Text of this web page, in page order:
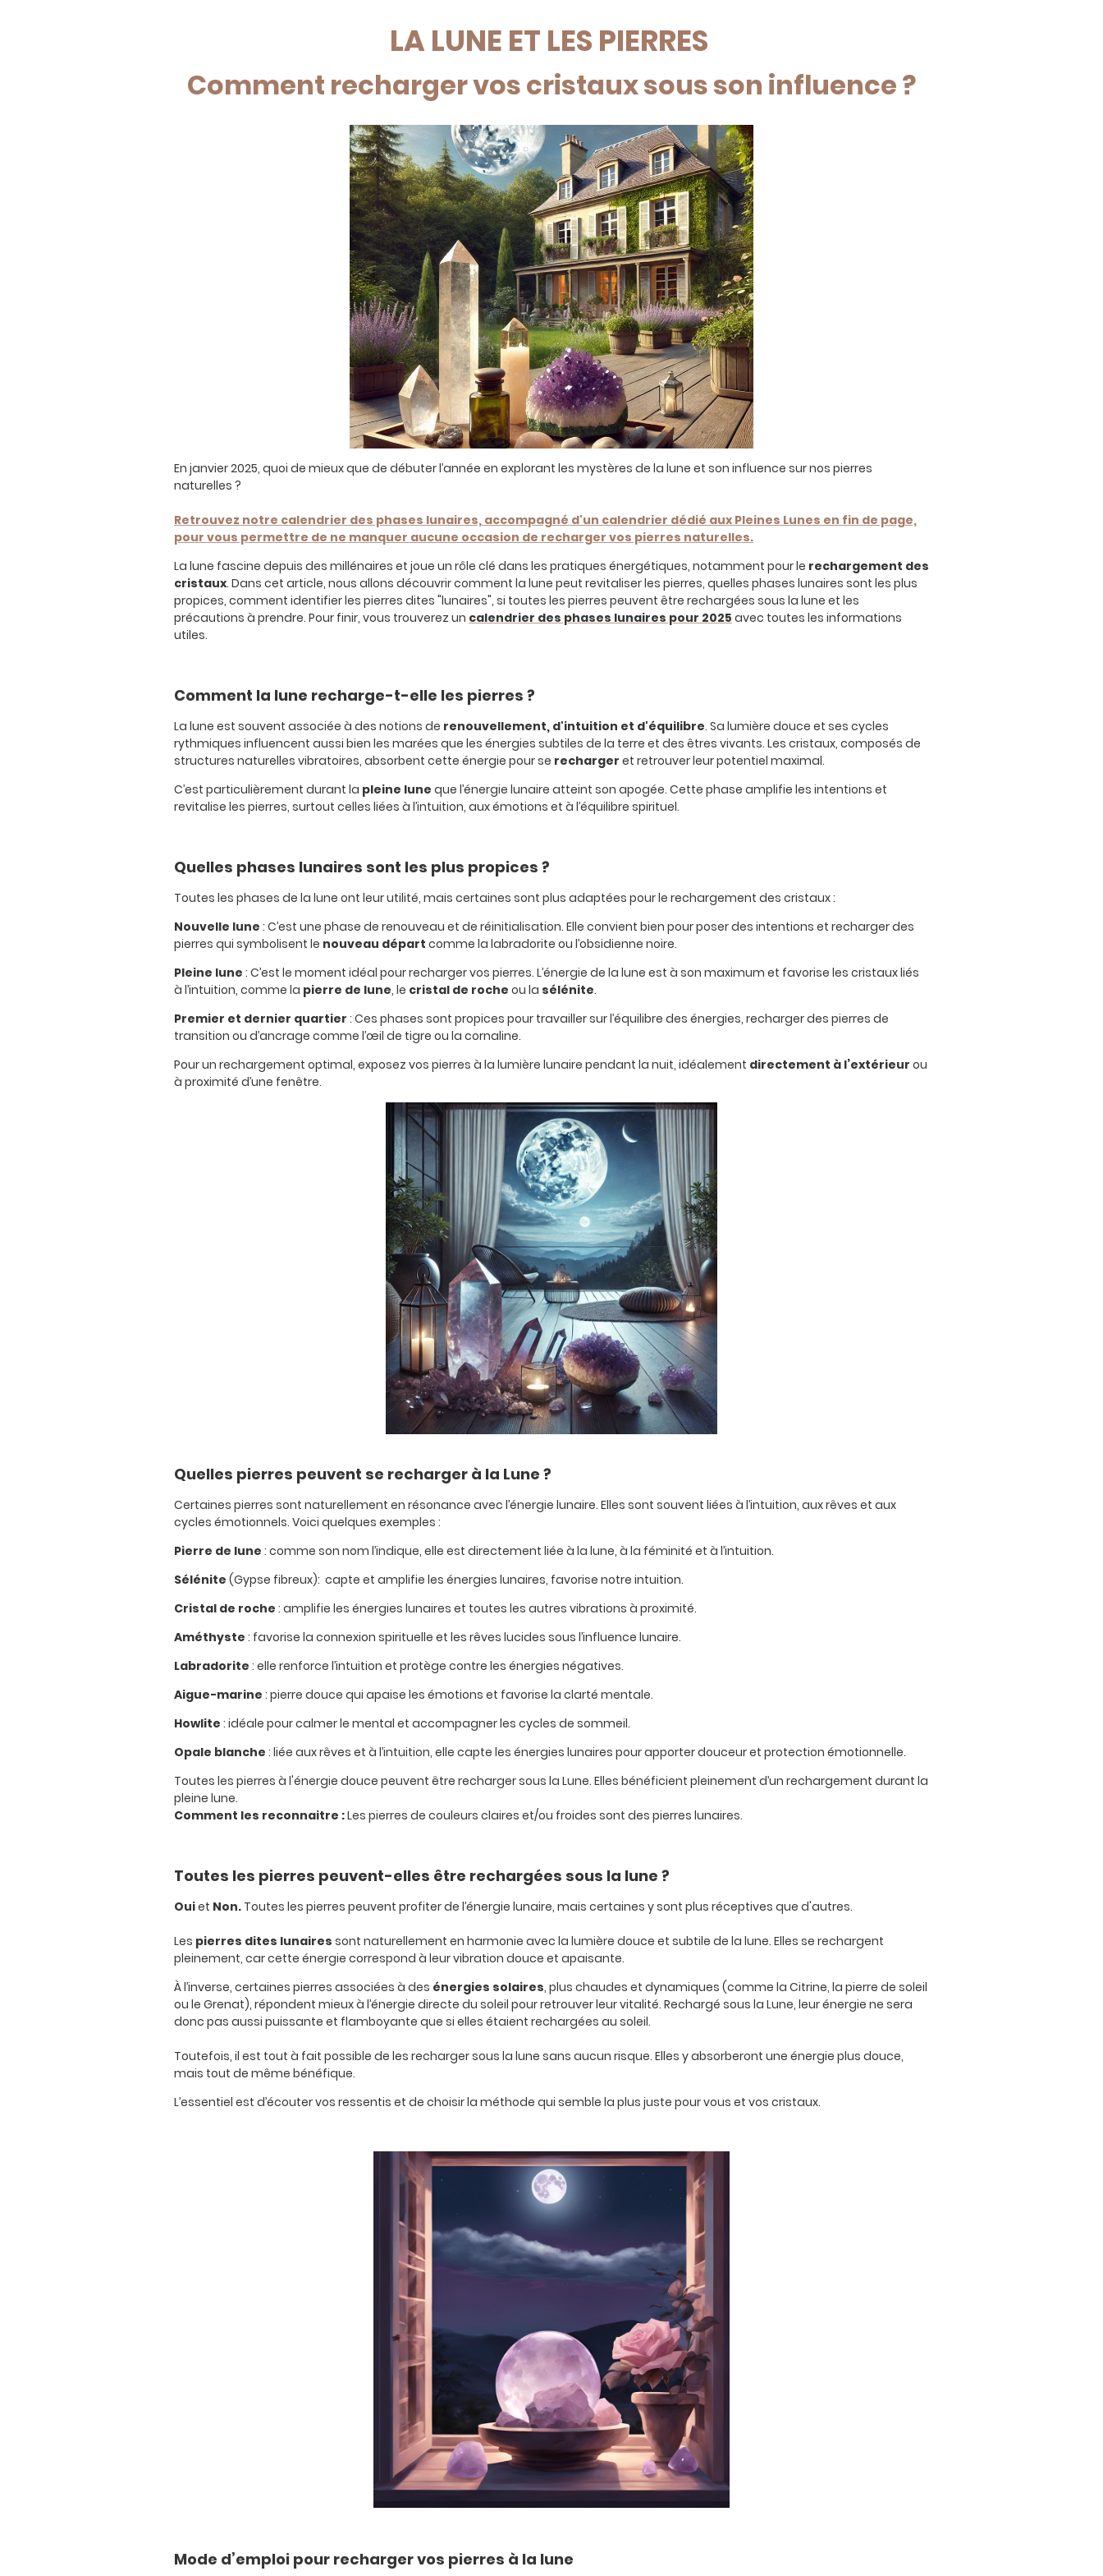
LA LUNE ET LES PIERRES
Comment recharger vos cristaux sous son influence ?
En janvier 2025, quoi de mieux que de débuter l’année en explorant les mystères de la lune et son influence sur nos pierres
naturelles ?
Retrouvez notre calendrier des phases lunaires, accompagné d'un calendrier dédié aux Pleines Lunes en fin de page,
pour vous permettre de ne manquer aucune occasion de recharger vos pierres naturelles.
La lune fascine depuis des millénaires et joue un rôle clé dans les pratiques énergétiques, notamment pour le rechargement des
cristaux. Dans cet article, nous allons découvrir comment la lune peut revitaliser les pierres, quelles phases lunaires sont les plus
propices, comment identifier les pierres dites "lunaires", si toutes les pierres peuvent être rechargées sous la lune et les
précautions à prendre. Pour finir, vous trouverez un calendrier des phases lunaires pour 2025 avec toutes les informations
utiles.
Comment la lune recharge-t-elle les pierres ?
La lune est souvent associée à des notions de renouvellement, d'intuition et d'équilibre. Sa lumière douce et ses cycles
rythmiques influencent aussi bien les marées que les énergies subtiles de la terre et des êtres vivants. Les cristaux, composés de
structures naturelles vibratoires, absorbent cette énergie pour se recharger et retrouver leur potentiel maximal.
C’est particulièrement durant la pleine lune que l’énergie lunaire atteint son apogée. Cette phase amplifie les intentions et
revitalise les pierres, surtout celles liées à l’intuition, aux émotions et à l’équilibre spirituel.
Quelles phases lunaires sont les plus propices ?
Toutes les phases de la lune ont leur utilité, mais certaines sont plus adaptées pour le rechargement des cristaux :
Nouvelle lune : C’est une phase de renouveau et de réinitialisation. Elle convient bien pour poser des intentions et recharger des
pierres qui symbolisent le nouveau départ comme la labradorite ou l’obsidienne noire.
Pleine lune : C’est le moment idéal pour recharger vos pierres. L’énergie de la lune est à son maximum et favorise les cristaux liés
à l’intuition, comme la pierre de lune, le cristal de roche ou la sélénite.
Premier et dernier quartier : Ces phases sont propices pour travailler sur l’équilibre des énergies, recharger des pierres de
transition ou d’ancrage comme l’œil de tigre ou la cornaline.
Pour un rechargement optimal, exposez vos pierres à la lumière lunaire pendant la nuit, idéalement directement à l’extérieur ou
à proximité d’une fenêtre.
Quelles pierres peuvent se recharger à la Lune ?
Certaines pierres sont naturellement en résonance avec l’énergie lunaire. Elles sont souvent liées à l’intuition, aux rêves et aux
cycles émotionnels. Voici quelques exemples :
Pierre de lune : comme son nom l’indique, elle est directement liée à la lune, à la féminité et à l’intuition.
Sélénite (Gypse fibreux): capte et amplifie les énergies lunaires, favorise notre intuition.
Cristal de roche : amplifie les énergies lunaires et toutes les autres vibrations à proximité.
Améthyste : favorise la connexion spirituelle et les rêves lucides sous l’influence lunaire.
Labradorite : elle renforce l’intuition et protège contre les énergies négatives.
Aigue-marine : pierre douce qui apaise les émotions et favorise la clarté mentale.
Howlite : idéale pour calmer le mental et accompagner les cycles de sommeil.
Opale blanche : liée aux rêves et à l’intuition, elle capte les énergies lunaires pour apporter douceur et protection émotionnelle.
Toutes les pierres à l'énergie douce peuvent être recharger sous la Lune. Elles bénéficient pleinement d’un rechargement durant la
pleine lune.
Comment les reconnaitre :Les pierres de couleurs claires et/ou froides sont des pierres lunaires.
Toutes les pierres peuvent-elles être rechargées sous la lune ?
Ouiet Non. Toutes les pierres peuvent profiter de l’énergie lunaire, mais certaines y sont plus réceptives que d'autres.
Les pierres dites lunaires sont naturellement en harmonie avec la lumière douce et subtile de la lune. Elles se rechargent
pleinement, car cette énergie correspond à leur vibration douce et apaisante.
À l’inverse, certaines pierres associées à des énergies solaires, plus chaudes et dynamiques (comme la Citrine, la pierre de soleil
ou le Grenat), répondent mieux à l’énergie directe du soleil pour retrouver leur vitalité. Rechargé sous la Lune, leur énergie ne sera
donc pas aussi puissante et flamboyante que si elles étaient rechargées au soleil.
Toutefois, il est tout à fait possible de les recharger sous la lune sans aucun risque. Elles y absorberont une énergie plus douce,
mais tout de même bénéfique.
L’essentiel est d’écouter vos ressentis et de choisir la méthode qui semble la plus juste pour vous et vos cristaux.
Mode d’emploi pour recharger vos pierres à la lune